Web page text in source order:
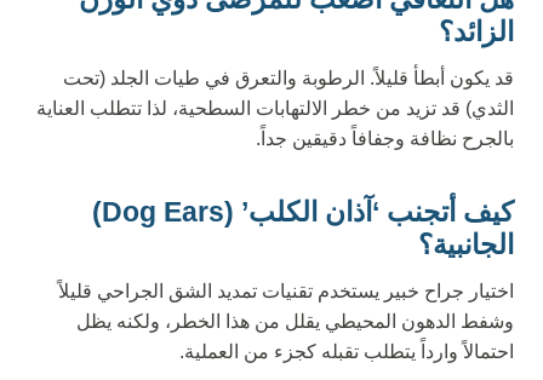
الزائد؟
قد يكون أبطأ قليلاً. الرطوبة والتعرق في طيات الجلد (تحت
الثدي) قد تزيد من خطر الالتهابات السطحية، لذا تتطلب العناية
بالجرح نظافة وجفافاً دقيقين جداً.
كيف أتجنب ‘آذان الكلب’ (Dog Ears)
الجانبية؟
اختيار جراح خبير يستخدم تقنيات تمديد الشق الجراحي قليلاً
وشفط الدهون المحيطي يقلل من هذا الخطر، ولكنه يظل
احتمالاً وارداً يتطلب تقبله كجزء من العملية.